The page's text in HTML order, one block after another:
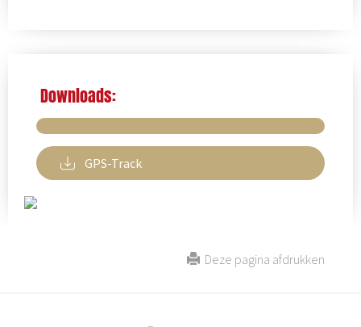
Downloads:
GPS-Track
Deze pagina afdrukken